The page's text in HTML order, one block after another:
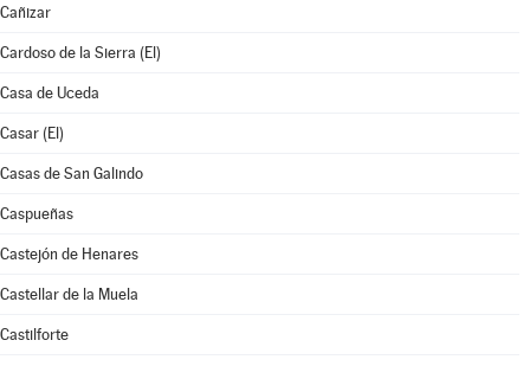
Cañizar
Cardoso de la Sierra (El)
Casa de Uceda
Casar (El)
Casas de San Galindo
Caspueñas
Castejón de Henares
Castellar de la Muela
Castilforte